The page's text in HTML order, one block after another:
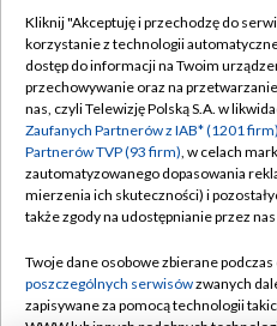
Abonament TVP
Emisja w TVP
Centrum informacji TVP
Naziemna Telewizja
Rada Programowa
System NOS
Polityka
Moje
Kliknij "Akceptuję i przechodzę do
korzystanie z technologii
dostęp do informacji na Twoim
przechowywanie oraz na
nas, czyli Telewizję Polską S.A. w
Zaufanych Partnerów z IAB* (1201 firm)
Partnerów TVP (93 firm), w celach
zautomatyzowanego dopasowania
mierzenia ich skuteczności) i
także zgody na udostępnianie przez
Twoje dane osobowe zbierane
poszczególnych serwisówzwanych
zapisywane za pomocą technologii